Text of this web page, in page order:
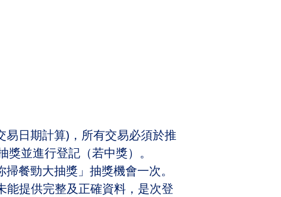
日期計算)，所有交易必須於推
並進行登記（若中獎）。
餐勁大抽獎」抽獎機會一次。
提供完整及正確資料，是次登